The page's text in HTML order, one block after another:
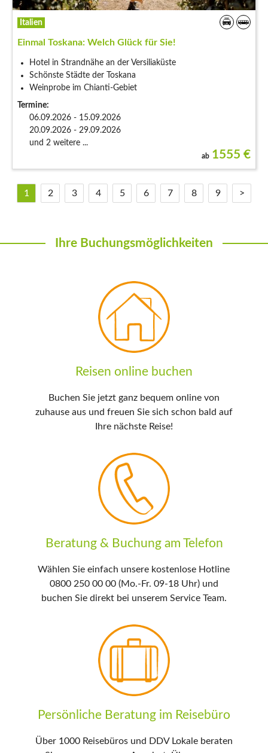
Italien
Einmal Toskana: Welch Glück für Sie!
Hotel in Strandnähe an der Versiliaküste
Schönste Städte der Toskana
Weinprobe im Chianti-Gebiet
Termine:
06.09.2026 - 15.09.2026
20.09.2026 - 29.09.2026
und 2 weitere ...
ab 1555 €
1 2 3 4 5 6 7 8 9 >
Ihre Buchungsmöglichkeiten
Reisen online buchen
Buchen Sie jetzt ganz bequem online von
zuhause aus und freuen Sie sich schon bald auf
Ihre nächste Reise!
Beratung & Buchung am Telefon
Wählen Sie einfach unsere kostenlose Hotline
0800 250 00 00 (Mo.-Fr. 09-18 Uhr) und
buchen Sie direkt bei unserem Service Team.
Persönliche Beratung im Reisebüro
Über 1000 Reisebüros und DDV Lokale beraten